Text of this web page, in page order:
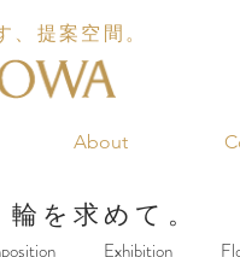
、提案空間。
About
Exhibition
を求めて。